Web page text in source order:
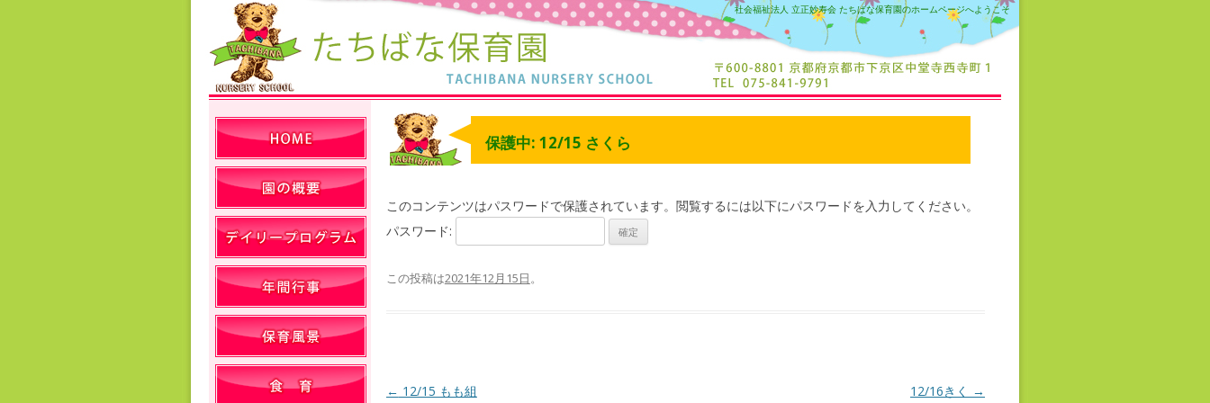
社会福祉法人 立正妙寿会 たちばな保育園のホームページへようこそ
保護中: 12/15 さくら
このコンテンツはパスワードで保護されています。閲覧するには以下にパスワードを入力してください。
パスワード:
この投稿は2021年12月15日。
← 12/15 もも組 12/16きく →